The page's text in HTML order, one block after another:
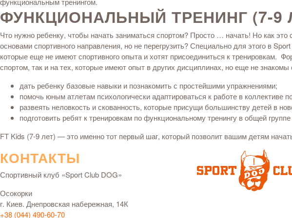
ФУНКЦИОНАЛЬНЫЙ ТРЕНИНГ (7-9
Что нужно ребенку, чтобы начать заниматься спортом? Просто … начать! Но как это
основами спортивного направления, но не перегрузить? Специально для этого в
которые еще не имеют спортивного опыта и хотят присоединиться к тренировкам.
спортом, так и на тех, которые имеют опыт в других дисциплинах, но еще не
дать ребенку базовые навыки и познакомить с простейшими упражнениями;
помочь юным атлетам психологически адаптироваться к работе в коллективе
развеять неловкость и скованность, которые присущи большинству детей в
подготовить ребят к тренировкам по функциональному тренингу в общей
FT Kids (7-9 лет) — это именно тот первый шаг, который позволит вашим детям
КОНТАКТЫ
Спортивный клуб «Sport Club DOG»
Осокорки
г. Киев. Днепровская набережная, 14К
+38 (044) 490-60-70